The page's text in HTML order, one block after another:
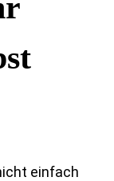
einfach